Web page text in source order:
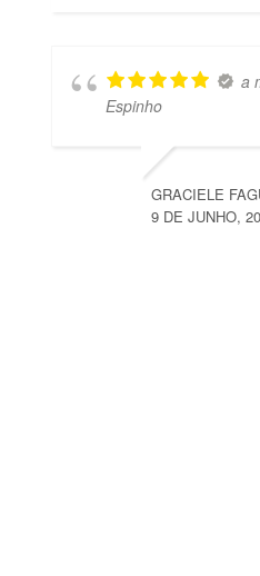
a
Espinho
GRACIELE
9 DE JUNHO,